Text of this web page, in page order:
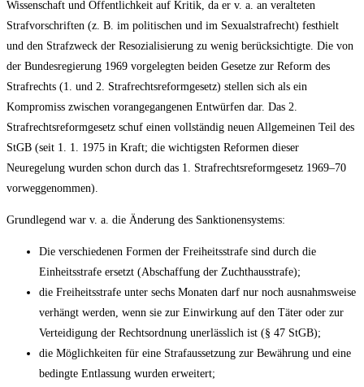
Wissenschaft und Öffentlichkeit auf Kritik, da er v. a. an veralteten
Strafvorschriften (z. B. im politischen und im Sexualstrafrecht) festhielt
und den Strafzweck der Resozialisierung zu wenig berücksichtigte. Die von
der Bundesregierung 1969 vorgelegten beiden Gesetze zur Reform des
Strafrechts (1. und 2. Strafrechtsreformgesetz) stellen sich als ein
Kompromiss zwischen vorangegangenen Entwürfen dar. Das 2.
Strafrechtsreformgesetz schuf einen vollständig neuen Allgemeinen Teil des
StGB (seit 1. 1. 1975 in Kraft; die wichtigsten Reformen dieser
Neuregelung wurden schon durch das 1. Strafrechtsreformgesetz 1969–70
vorweggenommen).
Grundlegend war v. a. die Änderung des Sanktionensystems:
Die verschiedenen Formen der Freiheitsstrafe sind durch die
Einheitsstrafe ersetzt (Abschaffung der Zuchthausstrafe);
die Freiheitsstrafe unter sechs Monaten darf nur noch ausnahmsweise
verhängt werden, wenn sie zur Einwirkung auf den Täter oder zur
Verteidigung der Rechtsordnung unerlässlich ist (§ 47 StGB);
die Möglichkeiten für eine Strafaussetzung zur Bewährung und eine
bedingte Entlassung wurden erweitert;